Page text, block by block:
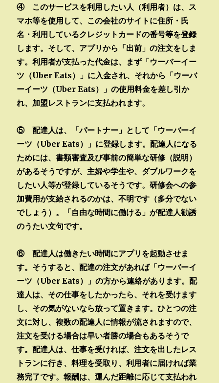
④ このサービスを利用したい人（利用者）は、ス
マホ等を使用して、この会社のサイトに住所・氏
名・利用しているクレジットカードの番号等を登録
します。そして、アプリから「出前」の注文をしま
す。利用者が支払った代金は、まず「ウーバーイー
ツ（Uber Eats）」に入金され、それから「ウーバ
ーイーツ（Uber Eats）」の使用料金を差し引か
れ、加盟レストランに支払われます。
⑤ 配達人は、「パートナー」として「ウーバーイ
ーツ（Uber Eats）」に登録します。配達人になる
ためには、書類審査及び事前の簡単な研修（説明）
があるそうですが、主婦や学生や、ダブルワークを
したい人等が登録しているそうです。研修会への参
加費用が支給されるのかは、不明です（多分でない
でしょう）。「自由な時間に働ける」が配達人勧誘
のうたい文句です。
⑥ 配達人は働きたい時間にアプリを起動させま
す。そうすると、配達の注文があれば「ウーバーイ
ーツ（Uber Eats）」の方から連絡があります。配
達人は、その仕事をしたかったら、それを受けます
し、その気がないなら放って置きます。ひとつの注
文に対し、複数の配達人に情報が流されますので、
注文を受ける場合は早い者勝の場合もあるそうで
す。配達人は、仕事を受ければ、注文を出したレス
トランに行き、料理を受取り、利用者に届ければ業
務完了です。報酬は、運んだ距離に応じて支払われ